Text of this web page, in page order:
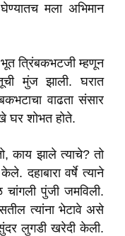
मला अभिमान
त्रिंबकभटजी म्हणून
मुंज झाली. घरात
वाढता संसार
घर शोभत होते.
काय झाले त्याचे? तो
दहाबारा वर्षे त्याने
पुंजी जमविली.
त्यांना भेटावे असे
लुगडी खरेदी केली.